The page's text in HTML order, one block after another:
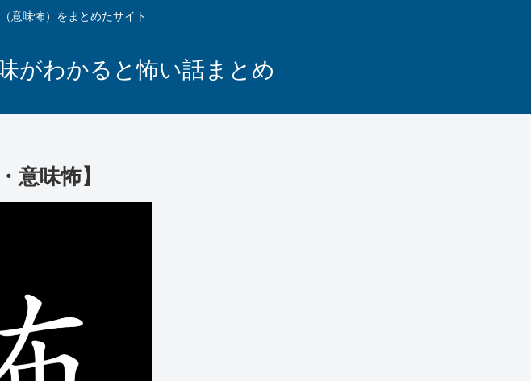
意味怖）をまとめたサイト
がわかると怖い話まとめ
意味怖】